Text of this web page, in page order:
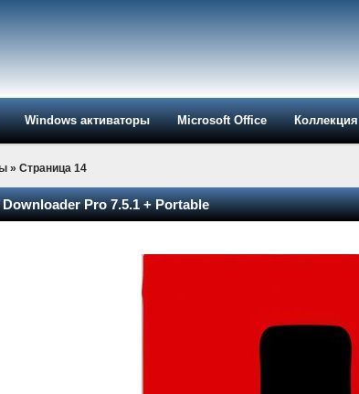
Windows активаторы Microsoft Office Коллекция
» Страница 14
Pro 7.5.1 + Portable